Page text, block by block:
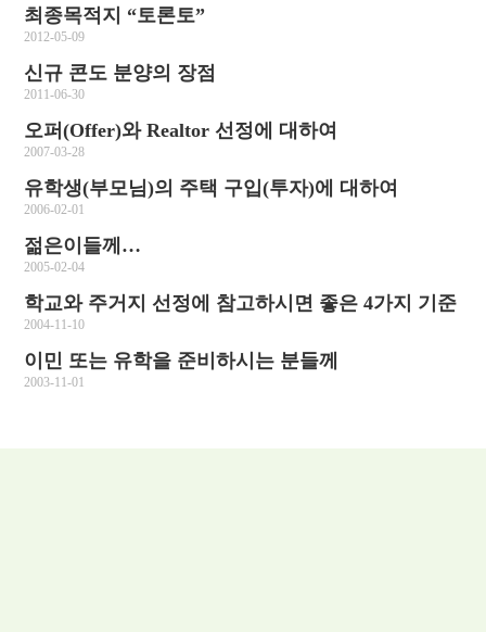
최종목적지 “토론토”
2012-05-09
신규 콘도 분양의 장점
2011-06-30
오퍼(Offer)와 Realtor 선정에 대하여
2007-03-28
유학생(부모님)의 주택 구입(투자)에 대하여
2006-02-01
젊은이들께…
2005-02-04
학교와 주거지 선정에 참고하시면 좋은 4가지 기준
2004-11-10
이민 또는 유학을 준비하시는 분들께
2003-11-01